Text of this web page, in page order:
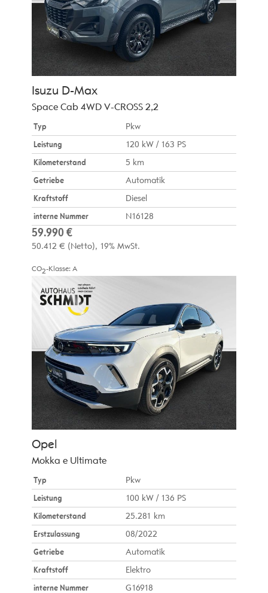
Isuzu D-Max
Space Cab 4WD V-CROSS 2,2
Typ
Pkw
Leistung
120 kW / 163 PS
Kilometerstand
5 km
Getriebe
Automatik
Kraftstoff
Diesel
interne Nummer
N16128
59.990 €
50.412 € (Netto) 19% MwSt.
CO2-Klasse: A
Opel
Mokka e Ultimate
Typ
Pkw
Leistung
100 kW / 136 PS
Kilometerstand
25.281 km
Erstzulassung
08/2022
Getriebe
Automatik
Kraftstoff
Elektro
interne Nummer
G16918